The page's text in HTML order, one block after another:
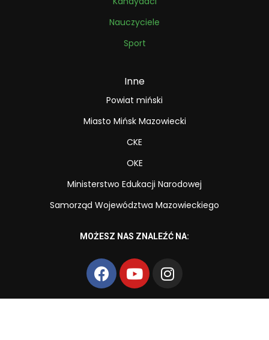
Nauczyciele
Sport
Inne
Powiat miński
Miasto Mińsk Mazowiecki
CKE
OKE
Ministerstwo Edukacji Narodowej
Samorząd Województwa Mazowieckiego
MOŻESZ NAS ZNALEŹĆ NA: